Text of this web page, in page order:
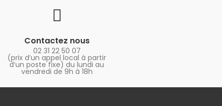
Contactez nous
02 31 22 50 07
(prix d’un appel local à partir
d’un poste fixe) du lundi au
vendredi de 9h à 18h